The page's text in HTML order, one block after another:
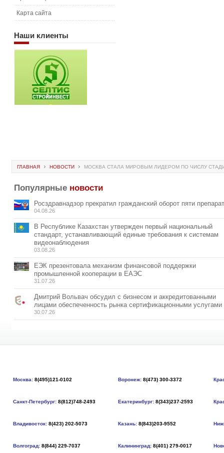
Карта сайта
Наши клиенты
ГЛАВНАЯ НОВОСТИ МОСКВА СТАЛА МИРОВЫМ ЛИДЕРОМ ПО ЧИСЛУ
Популярные новости
Росздравнадзор прекратил гражданский оборот пяти
04.08.26
В Республике Казахстан утвержден первый национальный
стандарт, устанавливающий единые требования к системам
видеонаблюдения
03.08.26
ЕЭК презентовала механизм финансовой поддержки
промышленной кооперации в ЕАЭС
31.07.26
Дмитрий Вольвач обсудил с бизнесом и аккредитованными
лицами обеспеченность рынка сертификационными услугами
30.07.26
Москва: 8(495)121-0102 Воронеж: 8(473) 300-3372
Санкт-Петербург: 8(812)748-2493 Екатеринбург: 8(343)237-2593
Владивосток: 8(423) 202-5073 Казань: 8(843)203-9552
Волгоград: 8(844) 229-7037 Калининград: 8(401) 279-0017